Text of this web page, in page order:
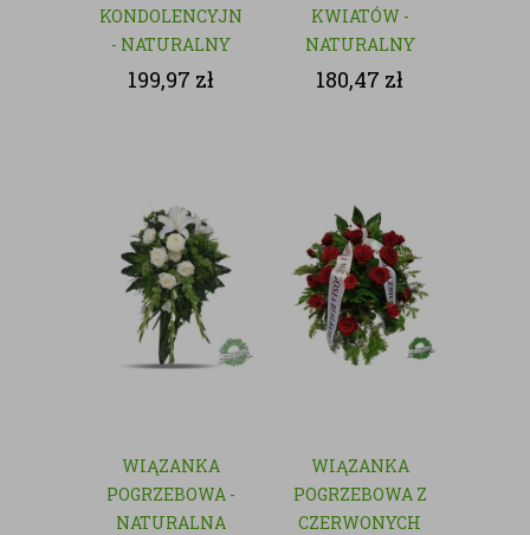
KONDOLENCYJNY
- NATURALNY
199,97 zł
KWIATÓW -
NATURALNY
180,47 zł
WIĄZANKA
POGRZEBOWA -
NATURALNA
WIĄZANKA
POGRZEBOWA Z
CZERWONYCH